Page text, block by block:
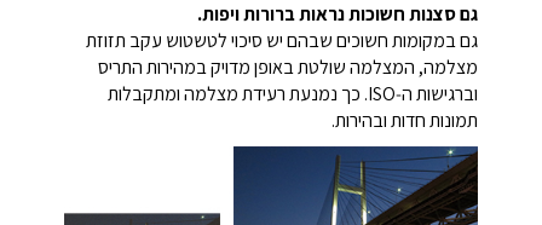
גם סצנות חשוכות נראות ברורות ויפות.
גם במקומות חשוכים שבהם יש סיכוי לטשטוש עקב תזוזת
מצלמה, המצלמה שולטת באופן מדויק במהירות התריס
וברגישות ה‑ISO. כך נמנעת רעידת מצלמה ומתקבלות
תמונות חדות ובהירות.